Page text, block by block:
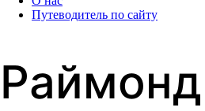
Путеводитель по сайту
Раймонд